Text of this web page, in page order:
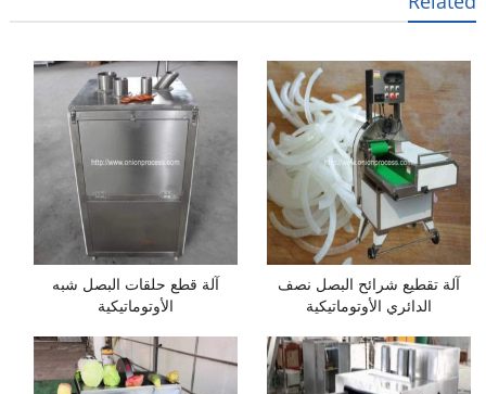
آلة قطع حلقات البصل شبه
الأوتوماتيكية
آلة تقطيع شرائح البصل نصف
الدائري الأوتوماتيكية